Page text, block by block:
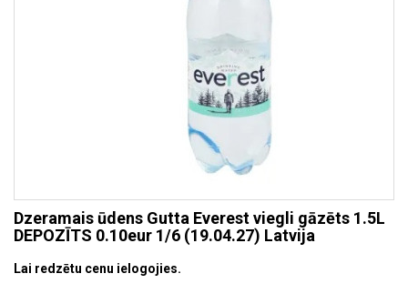
Dzeramais ūdens Gutta Everest viegli gāzēts 1.5L
DEPOZĪTS 0.10eur 1/6 (19.04.27) Latvija
Lai redzētu cenu ielogojies.